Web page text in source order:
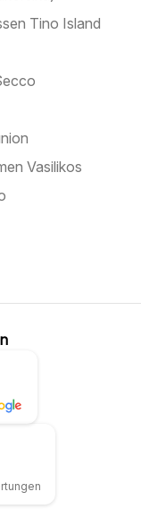
Tino Island
Vasilikos